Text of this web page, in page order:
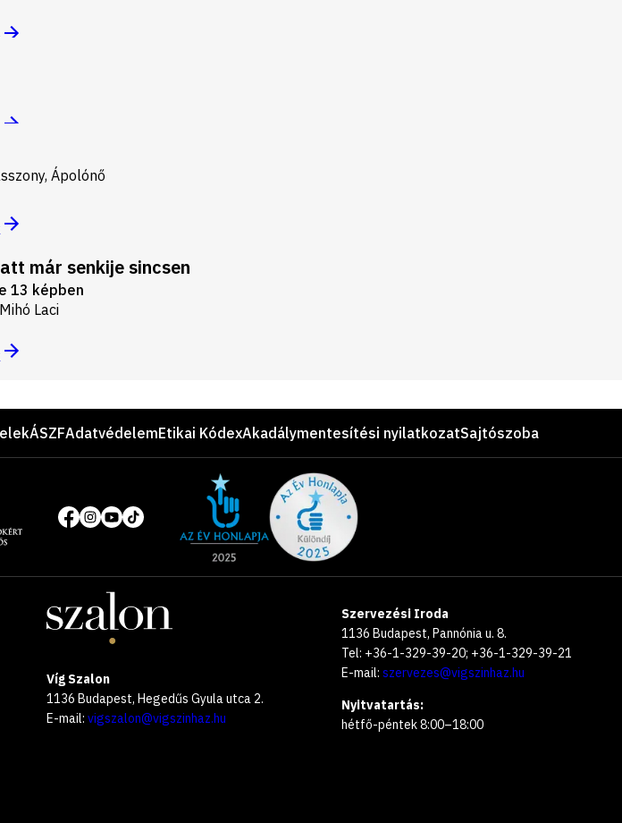
Ápolónő
már senkije sincsen
13 képben
Laci
ÁSZFAdatvédelemEtikai KódexAkadálymentesítési nyilatkozatSajtószoba
Közösségi
média
the
Víg Szalon
1136 Budapest, Hegedűs Gyula utca 2.
E-mail: vigszalon@vigszinhaz.hu
Szervezési Iroda
1136 Budapest, Pannónia u. 8.
Tel: +36-1-329-39-20; +36-1-329-39-21
E-mail: szervezes@vigszinhaz.hu
Nyitvatartás:
hétfő-péntek 8:00–18:00